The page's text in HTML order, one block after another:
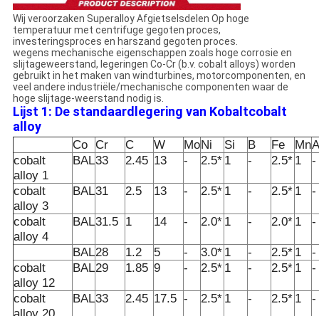
Wij veroorzaken Superalloy Afgietselsdelen Op hoge
temperatuur met centrifuge gegoten proces,
investeringsproces en harszand gegoten proces.
wegens mechanische eigenschappen zoals hoge corrosie en
slijtageweerstand, legeringen Co-Cr (b.v. cobalt alloys) worden
gebruikt in het maken van windturbines, motorcomponenten, en
veel andere industriële/mechanische componenten waar de
hoge slijtage-weerstand nodig is.
Lijst 1: De standaardlegering van Kobaltcobalt
alloy
Co Cr C W MoNi Si B Fe Mn
cobalt
alloy 1
BAL33 2.45 13 - 2.5* 1 - 2.5* 1 -
cobalt
alloy 3
BAL31 2.5 13 - 2.5* 1 - 2.5* 1 -
cobalt
alloy 4
BAL31.5 1 14 - 2.0* 1 - 2.0* 1 -
BAL28 1.2 5 - 3.0* 1 - 2.5* 1
-
cobalt
alloy 12
BAL29 1.85 9 - 2.5* 1 - 2.5* 1 -
cobalt
BAL33 2.45 17.5 - 2.5* 1 - 2.5* 1 -